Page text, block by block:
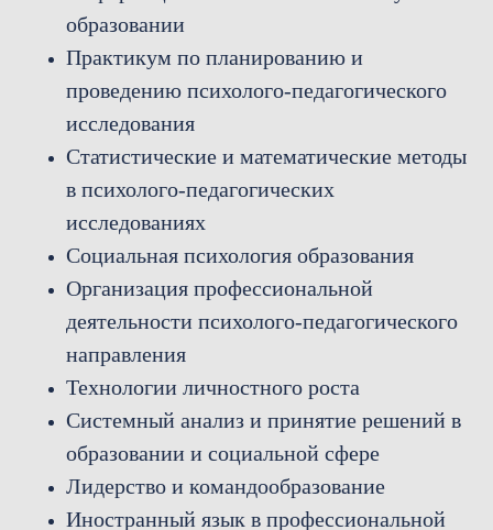
образовании
Практикум по планированию и
проведению психолого-педагогического
исследования
Статистические и математические методы
в психолого-педагогических
исследованиях
Социальная психология образования
Организация профессиональной
деятельности психолого-педагогического
направления
Технологии личностного роста
Системный анализ и принятие решений в
образовании и социальной сфере
Лидерство и командообразование
Иностранный язык в профессиональной